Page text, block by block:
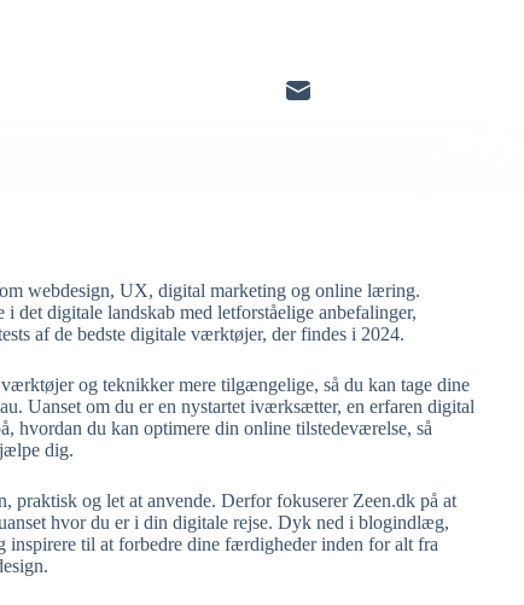
webdesign, UX, digital marketing og online læring.
det digitale landskab med letforståelige anbefalinger,
af de bedste digitale værktøjer, der findes i 2024.
og teknikker mere tilgængelige, så du kan tage dine
Uanset om du er en nystartet iværksætter, en erfaren digital
hvordan du kan optimere din online tilstedeværelse, så
dig.
praktisk og let at anvende. Derfor fokuserer Zeen.dk på at
hvor du er i din digitale rejse. Dyk ned i blogindlæg,
inspirere til at forbedre dine færdigheder inden for alt fra